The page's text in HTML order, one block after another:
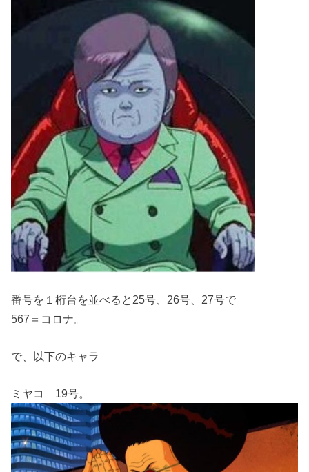
番号を１桁台を並べると25号、26号、27号で
567＝コロナ。
で、以下のキャラ
ミヤコ 19号。